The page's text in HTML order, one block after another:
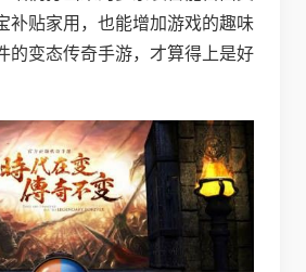
补贴家用，也能增加游戏的趣味
的变态传奇手游，才算得上是好